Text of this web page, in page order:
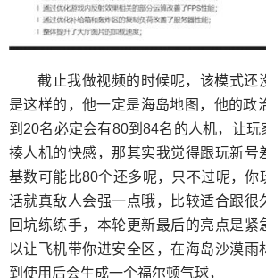
截止我做视频的时候呢，该模式还
是这样的，他一定是海岛地图，他的政
到20名必定会有80到84名的人机，让
揍人机的快感，那其实我觉得跟玩新号
基数可能比80个还多呢，只不过呢，你
话就真敌人会强一点哦，比较适合跟很
回坑练练手，本轮更新最后的亮点是紧
以让飞机带你进安全区，在海岛沙漠雨
到使用后会生成一个福尔顿气球，